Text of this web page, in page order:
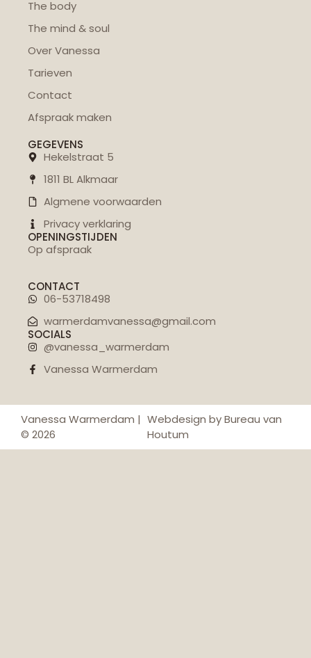
The body
The mind & soul
Over Vanessa
Tarieven
Contact
Afspraak maken
GEGEVENS
Hekelstraat 5
1811 BL Alkmaar
Algmene voorwaarden
Privacy verklaring
OPENINGSTIJDEN
Op afspraak
CONTACT
06-53718498
warmerdamvanessa@gmail.com
SOCIALS
@vanessa_warmerdam
Vanessa Warmerdam
Vanessa Warmerdam |
© 2026
Webdesign by Bureau van
Houtum